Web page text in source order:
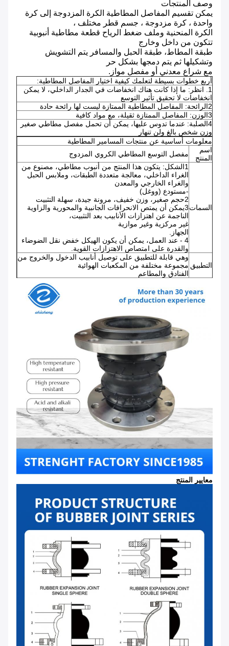
وصف المنتجات
يمكن تقسيم المفاصل المطاطية الكرة المزدوجة إلى كرة
واحدة ، كرة مزدوجة ، جسم قطر مختلف ،
الكرة المنحنية وملف ضغط الرياح قطعة مطاطية أنبوبية
تتكون من داخل وخارج
طبقة المطاط، طبقة الحبل والمسافر يتم التشويش
وتشكيلها ثم يتم دمجها بشكل حر
مع شراع معدني أو مفصل مواز.
أربع خطوات بسيطة لتعلمك كيفية اختيار المفاصل المطاطية:
1. انظر: ما إذا كانت هناك انخفاضات في الجدار الداخلي، لا يمكن
انخفاضات لا تحقيق تأثير التوسع
2الرائحة: المفاصل المطاطية الممتازة ليست لها رائحة حادة
3الوزن: المفاصل الممتازة ثقيلة، مع مواد كافية
4الصلبة: عندما تدوس عليها، يمكن أن تحمل مفصل مطاطي صغير
وزن شخص بالغ ولن تنهار
معلومات أساسية عن منتجات المسامير المطاطية
اسم
المنتج
مفصل التوسع المطاطي الكروي المزدوج
السمات
1الشكل: يتكون هذا المنتج من أنبوب مطاطي، مصنوع من
الغراء الداخلي، معالجة متعددة الطبقات، وملابس الحبل
والغراء الخارجي والمعدن
-مستودع (ووغل)
2حجم صغير، وزن خفيف، مرونة جيدة، سهلة التثبيت
3يمكن أن يمتص الانحرافات الجانبية والمحورية والزاوية
الناجمة عن اهتزازات الأنابيب بعد التثبيت،
غير مركزية وغير موازية
الجهاز.
4 - عند العمل، يمكن أن يكون الهيكل خفض نقل الضوضاء
والقدرة على امتصاص الاهتزازات القوية.
التطبيق
وهي قابلة للتطبيق على توصيل أنابيب الدخول والخروج من
مجموعة مختلفة من المكعبات الهوائية
الفنادق والمطاعم
معايير المنتج